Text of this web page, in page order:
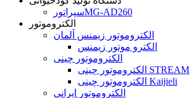
سپراتورMG-AD260
الکتروموتور
الکتروموتور زیمنس آلمان
الکترو موتور زیمنس
الکتروموتور چینی
الکتروموتور چینی STREAM
الکتروموتور چینی Kaijieli
الکتروموتور ایرانی